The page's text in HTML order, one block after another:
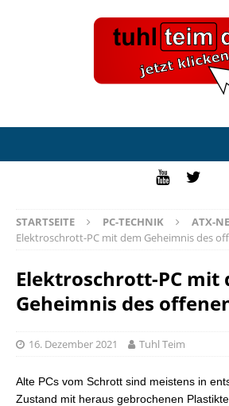
STARTSEITE PC-TECHNIK
ATX-
Elektroschrott-PC mit dem Geheimnis des
Elektroschrott-PC mit
Geheimnis des
16. Dezember 2021 Tuhl Teim
Alte PCs vom Schrott sind meistens in
Zustand mit heraus gebrochenen